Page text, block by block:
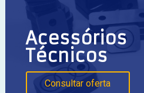
Acessórios
Técnicos
Consultar oferta